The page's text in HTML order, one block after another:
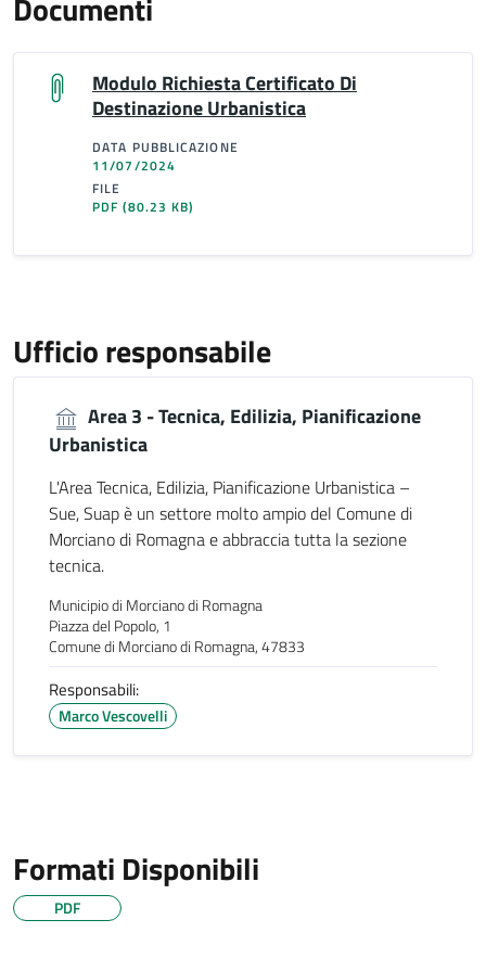
Modulo Richiesta Certificato Di
Destinazione Urbanistica
DATA PUBBLICAZIONE
11/07/2024
FILE
PDF(80.23 KB)
Ufficio responsabile
Area 3 - Tecnica, Edilizia, Pianificazione
Urbanistica
L'Area Tecnica, Edilizia, Pianificazione Urbanistica –
Sue, Suap è un settore molto ampio del Comune di
Morciano di Romagna e abbraccia tutta la sezione
tecnica.
Municipio di Morciano di Romagna
Piazza del Popolo, 1
Comune di Morciano di Romagna, 47833
Responsabili:
Marco Vescovelli
Formati Disponibili
PDF